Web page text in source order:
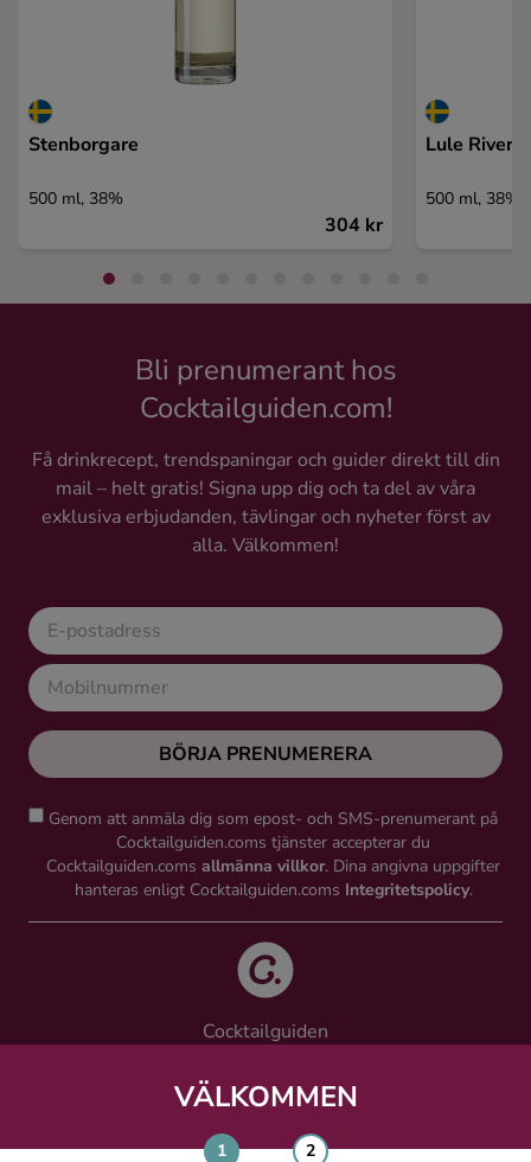
VÄLKOMMEN
Stenborgare
500 ml, 38%
304 kr
Lule River
500 ml, 38%
Bli prenumerant hos
Cocktailguiden.com!
Få drinkrecept, trendspaningar och guider direkt till din
mail – helt gratis! Signa upp dig och ta del av våra
exklusiva erbjudanden, tävlingar och nyheter först av
alla. Välkommen!
BÖRJA PRENUMERERA
Genom att anmäla dig som epost- och SMS-prenumerant på
Cocktailguiden.coms tjänster accepterar du
Cocktailguiden.coms allmänna villkor. Dina angivna uppgifter
hanteras enligt Cocktailguiden.coms Integritetspolicy.
Cocktailguiden
Västra Järnvägsgatan 21, 111 64 Stockholm